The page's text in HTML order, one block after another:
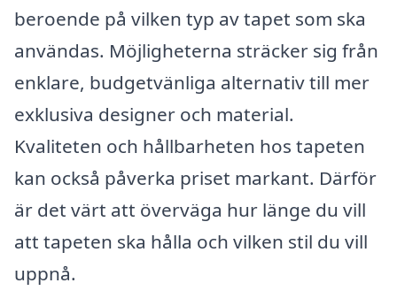
beroende på vilken typ av tapet som ska
användas. Möjligheterna sträcker sig från
enklare, budgetvänliga alternativ till mer
exklusiva designer och material.
Kvaliteten och hållbarheten hos tapeten
kan också påverka priset markant. Därför
är det värt att överväga hur länge du vill
att tapeten ska hålla och vilken stil du vill
uppnå.